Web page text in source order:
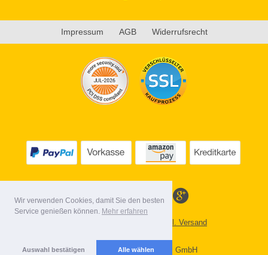
Wir verwenden Cookies, damit Sie den besten
Service genießen können. Mehr erfahren
Auswahl bestätigen Alle wählen
Impressum AGB Widerrufsrecht
Alle Preise inkl. MwSt. evtl. zzgl. Versand
Copyright 2026 by Gebr. Röhl GmbH